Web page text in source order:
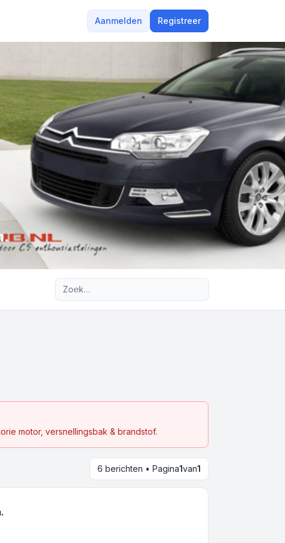
Aanmelden Registreer
motor, versnellingsbak & brandstof.
6 berichten • Pagina1van1